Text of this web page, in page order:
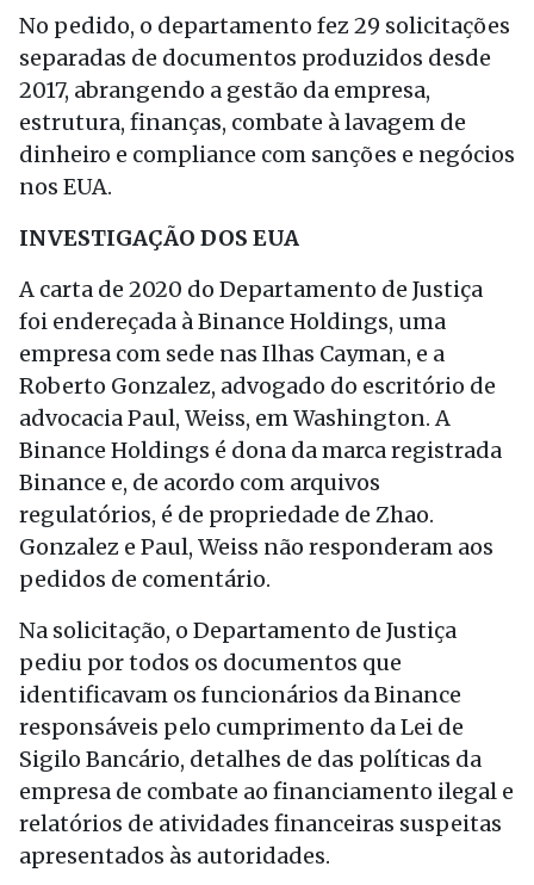
No pedido, o departamento fez 29 solicitações
separadas de documentos produzidos desde
2017, abrangendo a gestão da empresa,
estrutura, finanças, combate à lavagem de
dinheiro e compliance com sanções e negócios
nos EUA.
INVESTIGAÇÃO DOS EUA
A carta de 2020 do Departamento de Justiça
foi endereçada à Binance Holdings, uma
empresa com sede nas Ilhas Cayman, e a
Roberto Gonzalez, advogado do escritório de
advocacia Paul, Weiss, em Washington. A
Binance Holdings é dona da marca registrada
Binance e, de acordo com arquivos
regulatórios, é de propriedade de Zhao.
Gonzalez e Paul, Weiss não responderam aos
pedidos de comentário.
Na solicitação, o Departamento de Justiça
pediu por todos os documentos que
identificavam os funcionários da Binance
responsáveis ​​pelo cumprimento da Lei de
Sigilo Bancário, detalhes de das políticas da
empresa de combate ao financiamento ilegal e
relatórios de atividades financeiras suspeitas
apresentados às autoridades.